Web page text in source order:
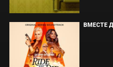
ВМЕСТЕ